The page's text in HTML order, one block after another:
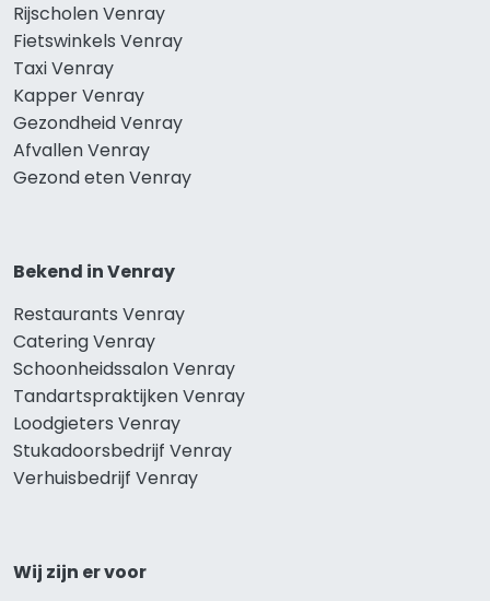
Rijscholen Venray
Fietswinkels Venray
Taxi Venray
Kapper Venray
Gezondheid Venray
Afvallen Venray
Gezond eten Venray
Bekend in Venray
Restaurants Venray
Catering Venray
Schoonheidssalon Venray
Tandartspraktijken Venray
Loodgieters Venray
Stukadoorsbedrijf Venray
Verhuisbedrijf Venray
Wij zijn er voor